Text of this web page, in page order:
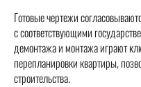
Готовые чертежи
с соответствующими
демонтажа и монтажа играют
перепланировки квартиры,
строительства.